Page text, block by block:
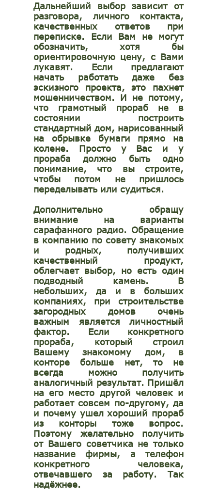
Дальнейший выбор зависит от
разговора, личного контакта,
качественных ответов при
переписке. Если Вам не могут
обозначить, хотя бы
ориентировочную цену, с Вами
лукавят. Если предлагают
начать работать даже без
эскизного проекта, это пахнет
мошенничеством. И не потому,
что грамотный прораб не в
состоянии построить
стандартный дом, нарисованный
на обрывке бумаги прямо на
колене. Просто у Вас и у
прораба должно быть одно
понимание, что вы строите,
чтобы потом не пришлось
переделывать или судиться.
Дополнительно обращу
внимание на варианты
сарафанного радио. Обращение
в компанию по совету знакомых
и родных, получивших
качественный продукт,
облегчает выбор, но есть один
подводный камень. В
небольших, да и в больших
компаниях, при строительстве
загородных домов очень
важным является личностный
фактор. Если конкретного
прораба, который строил
Вашему знакомому дом, в
конторе больше нет, то не
всегда можно получить
аналогичный результат. Пришёл
на его место другой человек и
работает совсем по-другому, да
и почему ушел хороший прораб
из конторы тоже вопрос.
Поэтому желательно получить
от Вашего советчика не только
название фирмы, а телефон
конкретного человека,
отвечавшего за работу. Так
надёжнее.